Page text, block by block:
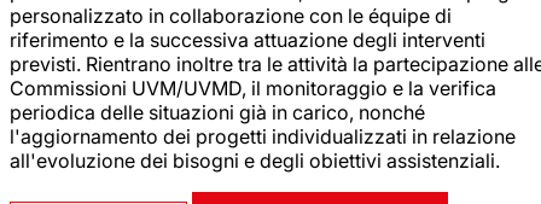
personalizzato in collaborazione con le équipe di
riferimento e la successiva attuazione degli interventi
previsti. Rientrano inoltre tra le attività la partecipazione
Commissioni UVM/UVMD, il monitoraggio e la verifica
periodica delle situazioni già in carico, nonché
l'aggiornamento dei progetti individualizzati in relazione
all'evoluzione dei bisogni e degli obiettivi assistenziali.